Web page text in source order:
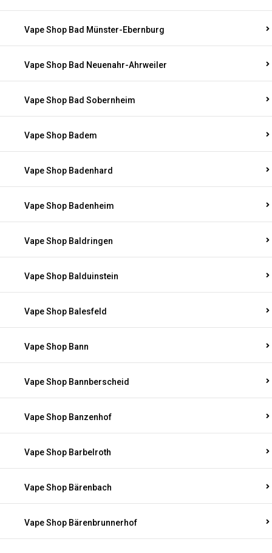
Vape Shop Bad Münster-Ebernburg
Vape Shop Bad Neuenahr-Ahrweiler
Vape Shop Bad Sobernheim
Vape Shop Badem
Vape Shop Badenhard
Vape Shop Badenheim
Vape Shop Baldringen
Vape Shop Balduinstein
Vape Shop Balesfeld
Vape Shop Bann
Vape Shop Bannberscheid
Vape Shop Banzenhof
Vape Shop Barbelroth
Vape Shop Bärenbach
Vape Shop Bärenbrunnerhof